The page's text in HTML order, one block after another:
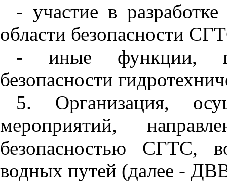
- участие в
области безопасности
- иные функции,
безопасности
5. Организация,
мероприятий,
безопасностью СГТС,
водных путей (далее -